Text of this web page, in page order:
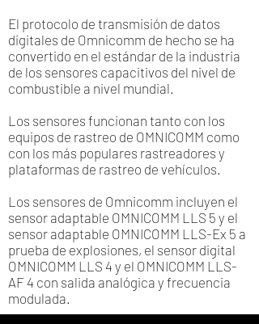
El protocolo de transmisión de datos
digitales de Omnicomm de hecho se ha
convertido en el estándar de la industria
de los sensores capacitivos del nivel de
combustible a nivel mundial.
Los sensores funcionan tanto con los
equipos de rastreo de OMNICOMM como
con los más populares rastreadores y
plataformas de rastreo de vehículos.
Los sensores de Omnicomm incluyen el
sensor adaptable OMNICOMM LLS 5 y el
sensor adaptable OMNICOMM LLS-Ex 5 a
prueba de explosiones, el sensor digital
OMNICOMM LLS 4 y el OMNICOMM LLS-
AF 4 con salida analógica y frecuencia
modulada.